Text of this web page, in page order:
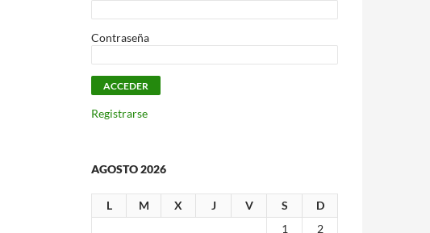
Contraseña
Registrarse
AGOSTO 2026
L M X J V S
D
1
2